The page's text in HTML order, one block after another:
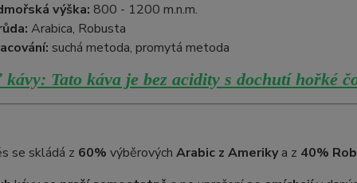
výška: 800 - 1200 m.n.m.
Arabica, Robusta
suchá metoda, promytá metoda
Tato káva je bez acidity s dochutí hořké
se skládá z 60% výběrových Arabic z Amerikya z 40%